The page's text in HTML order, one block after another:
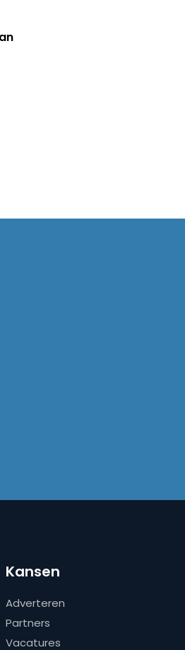
Kansen
Adverteren
Partners
Vacatures